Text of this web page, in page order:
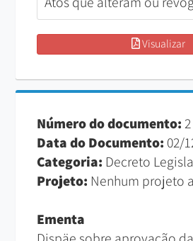
Visualizar
Número do documento:2
Data do Documento: 02/
Categoria: Decreto
Projeto: Nenhum projeto
Ementa